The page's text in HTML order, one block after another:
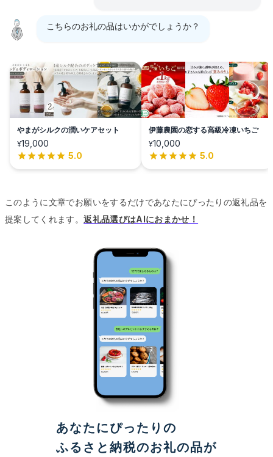
こちらのお礼の品はいかがでしょうか？
やまがシルクの潤いケアセット
¥19,000
5.0
伊藤農園の恋する高級冷凍いちご
¥10,000
5.0
このように文章でお願いをするだけであなたにぴったりの返礼品を
提案してくれます。返礼品選びはAIにおまかせ！
あなたにぴったりの
ふるさと納税のお礼の品が